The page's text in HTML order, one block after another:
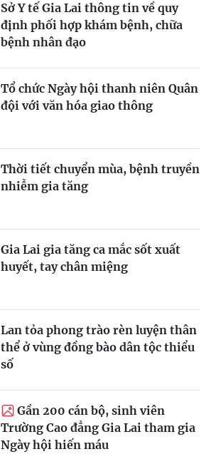
Sở Y tế Gia Lai thông tin về quy
định phối hợp khám bệnh, chữa
bệnh nhân đạo
Tổ chức Ngày hội thanh niên Quân
đội với văn hóa giao thông
Thời tiết chuyển mùa, bệnh truyền
nhiễm gia tăng
Gia Lai gia tăng ca mắc sốt xuất
huyết, tay chân miệng
Lan tỏa phong trào rèn luyện thân
thể ở vùng đồng bào dân tộc thiểu
số
Gần 200 cán bộ, sinh viên
Trường Cao đẳng Gia Lai tham gia
Ngày hội hiến máu